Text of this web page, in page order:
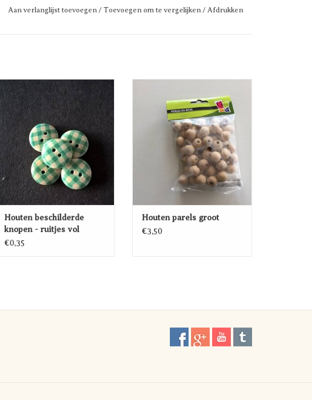
Aan verlanglijst toevoegen / Toevoegen om te vergelijken / Afdrukken
Houten beschilderde knopen -
ruitjes vol patroon
TOEVOEGEN AAN
WINKELWAGEN
Houten beschilderde
knopen - ruitjes vol
patroon
€0,35
TOEVOEGEN AAN
WINKELWAGEN
Houten parels groot
€3,50